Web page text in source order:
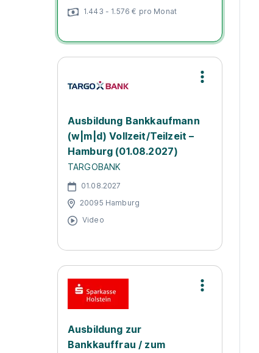
1.443 - 1.576 € pro Monat
Ausbildung Bankkaufmann
(w|m|d) Vollzeit/Teilzeit –
Hamburg (01.08.2027)
TARGOBANK
01.08.2027
20095 Hamburg
Video
Ausbildung zur
Bankkauffrau / zum